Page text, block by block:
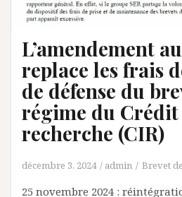
L’amendement
replace les frais
de défense du
régime du
recherche (CIR)
décembre 3, 2024 admin Brevet
25 novembre 2024 :